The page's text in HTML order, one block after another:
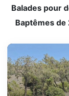
Balades pour
Baptêmes